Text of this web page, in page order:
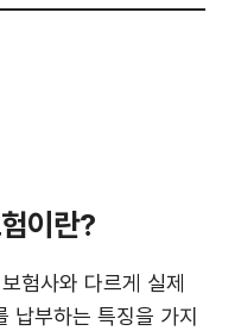
이란?
험사와 다르게 실제
납부하는 특징을 가지